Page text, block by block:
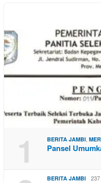
1 BERITA JAMBI
Pansel
BERITA JAMBI